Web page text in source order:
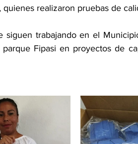
quienes realizaron pruebas de
siguen trabajando en el
parque Fipasi en proyectos de